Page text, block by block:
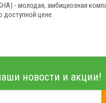
- молодая, амбициозная
доступной цене.
новости и акции!